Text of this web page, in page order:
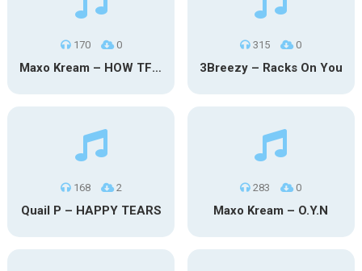
170 0
Maxo Kream – HOW TF I’M LUCKY
315 0
3Breezy – Racks On You
168 2
Quail P – HAPPY TEARS
283 0
Maxo Kream – O.Y.N